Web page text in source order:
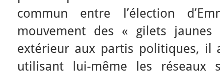
commun entre l’élection
mouvement des « gilets
extérieur aux partis politiques, il
utilisant lui-même les réseaux